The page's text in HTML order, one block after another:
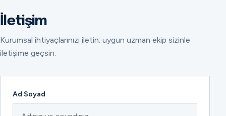
İletişim
Kurumsal ihtiyaçlarınızı iletin; uygun uzman ekip sizinle
iletişime geçsin.
Ad Soyad